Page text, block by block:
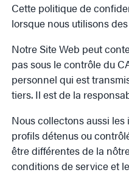
Cette politique de
lorsque nous utilisons
Notre Site Web peut
pas sous le contrôle du
personnel qui est
tiers. Il est de la
Nous collectons aussi
profils détenus ou
être différentes de la
conditions de service et